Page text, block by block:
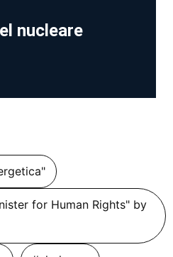
nucleare
for Human Rights" by